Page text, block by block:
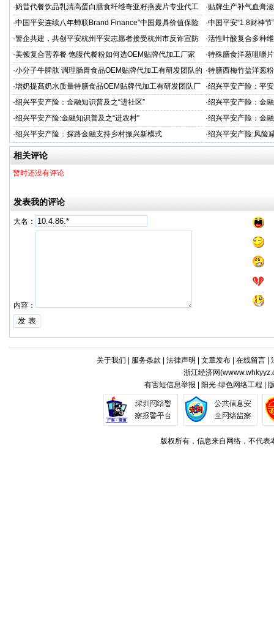
力保驾护航
·奶昔代餐饮品乳清高蛋白膳食纤维奇亚籽燕麦片专业代工
厂家
·贴牌生产补气血膏
·中国平安连续八年蝉联Brand Finance"中国最具价值保险
品牌"
·中国平安“1.8财神
户体验
·警企共建，共创平安杭州平安志愿者接受杭州市反诈宣防
人才专项培训
·活性叶酸复合多种
厂家
·美顿复合营养餐 饱腹代餐粉如何选OEM贴牌代加工厂家 ·特殊膳食洋葱咀嚼
务商
·小分子牛脾肽 调理肠胃食品OEM贴牌代加工有研发团队的
厂家
·特膳西梅竹盐洋葱
厂家
·增奶提髙奶水质量特膳食品OEM贴牌代加工有研发团队厂
家
·绍兴平安产险：平
·绍兴平安产险：金融知识普及之“进社区” ·绍兴平安产险：金
·绍兴平安产险:金融知识普及之“进农村” ·绍兴平安产险：金
·绍兴平安产险：探路金融支持乡村振兴新模式 ·绍兴平安产险:风险
相关评论
暂时还没有评论
发表我的评论
大名：
内容：
关于我们 服务条款 法律声明 文章发布| 在线留言|
浙江经济网(
有害短信息举报 | 阳光·绿色网络工程 |
版权所有，信息来自网络，不代